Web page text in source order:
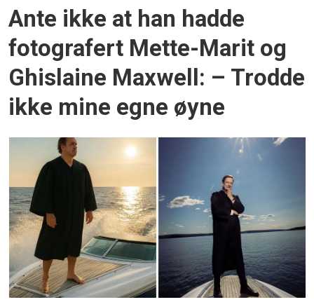
Ante ikke at han hadde
fotografert Mette-Marit og
Ghislaine Maxwell: – Trodde
ikke mine egne øyne